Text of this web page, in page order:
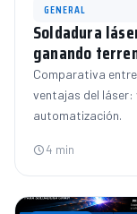
GENERAL
Soldadura
ganando
Comparativa
ventajas del
automatización.
4 min